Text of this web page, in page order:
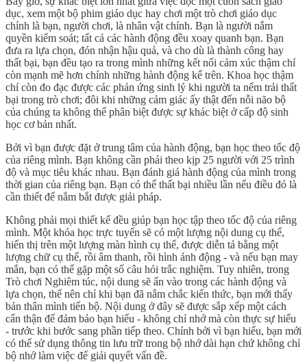
dục, xem một bộ phim giáo dục hay chơi một trò chơi giáo dục
chính là bạn, người chơi, là nhân vật chính. Bạn là người nắm
quyền kiểm soát; tất cả các hành động đều xoay quanh bạn. Bạn
đưa ra lựa chọn, đón nhận hậu quả, và cho dù là thành công hay
thất bại, bạn đều tạo ra trong mình những kết nối cảm xúc thậm chí
còn mạnh mẽ hơn chính những hành động kể trên. Khoa học thậm
chí còn đo đạc được các phản ứng sinh lý khi người ta nếm trải thất
bại trong trò chơi; đôi khi những cảm giác ấy thật đến nỗi não bộ
của chúng ta không thể phân biệt được sự khác biệt ở cấp độ sinh
học cơ bản nhất.
Bởi vì bạn được đặt ở trung tâm của hành động, bạn học theo tốc độ
của riêng mình. Bạn không cần phải theo kịp 25 người với 25 trình
độ và mục tiêu khác nhau. Bạn đánh giá hành động của mình trong
thời gian của riêng bạn. Bạn có thể thất bại nhiều lần nếu điều đó là
cần thiết để nắm bắt được giải pháp.
Không phải mọi thiết kế đều giúp bạn học tập theo tốc độ của riêng
mình. Một khóa học trực tuyến sẽ có một lượng nội dung cụ thể,
hiển thị trên một lượng màn hình cụ thể, được diễn tả bằng một
lượng chữ cụ thể, rồi âm thanh, rồi hình ảnh động - và nếu bạn may
mắn, bạn có thể gặp một số câu hỏi trắc nghiệm. Tuy nhiên, trong
Trò chơi Nghiêm túc, nội dung sẽ ẩn vào trong các hành động và
lựa chọn, thế nên chỉ khi bạn đã nắm chắc kiến thức, bạn mới thấy
bản thân mình tiến bộ. Nội dung ở đây sẽ được sắp xếp một cách
cẩn thận để đảm bảo bạn hiểu - không chỉ nhớ mà còn thực sự hiểu
- trước khi bước sang phần tiếp theo. Chính bởi vì bạn hiểu, bạn mới
có thể sử dụng thông tin lưu trữ trong bộ nhớ dài hạn chứ không chỉ
bộ nhớ làm việc để giải quyết vấn đề.